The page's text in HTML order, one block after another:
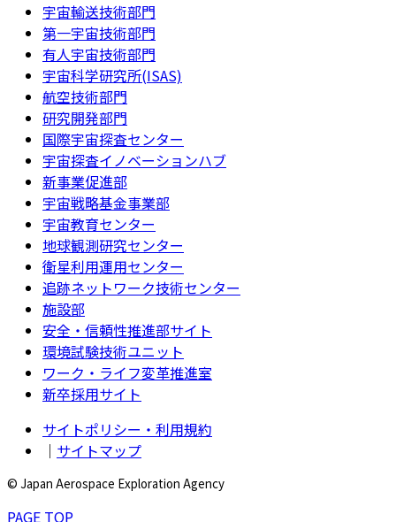
宇宙輸送技術部門
第一宇宙技術部門
有人宇宙技術部門
宇宙科学研究所(ISAS)
航空技術部門
研究開発部門
国際宇宙探査センター
宇宙探査イノベーションハブ
新事業促進部
宇宙戦略基金事業部
宇宙教育センター
地球観測研究センター
衛星利用運用センター
追跡ネットワーク技術センター
施設部
安全・信頼性推進部サイト
環境試験技術ユニット
ワーク・ライフ変革推進室
新卒採用サイト
サイトポリシー・利用規約
｜ サイトマップ
© Japan Aerospace Exploration Agency
PAGE TOP